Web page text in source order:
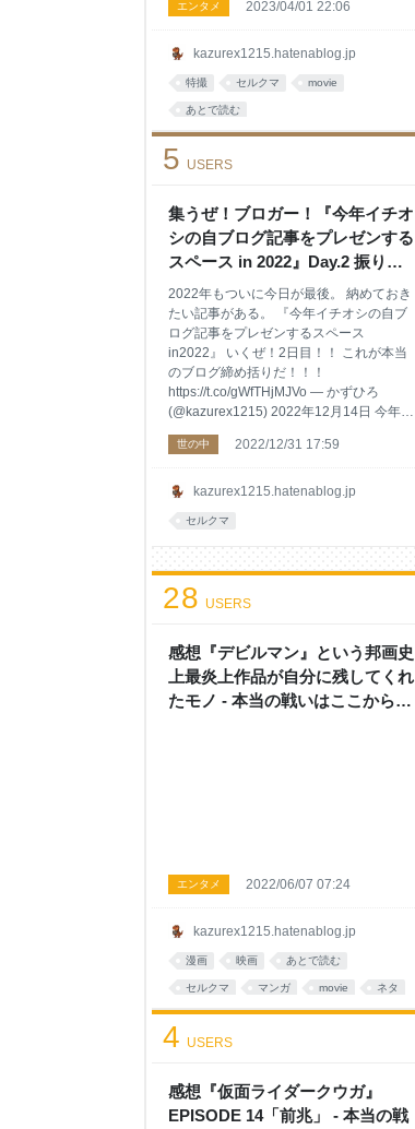
kazurex1215.hatenablog.jp
エンタメ 2023/04/01 22:06
特撮 セルクマ movie
あとで読む
集うぜ！ブロガー！『今年イチオ
シの自ブログ記事をプレゼンする
スペース in 2022』Day.2 振り返
りレポート - 本当の戦いはここか
らだぜ！ 〜第二幕〜
5 USERS
kazurex1215.hatenablog.jp
2022年もついに今日が最後。 納めておき
たい記事がある。 『今年イチオシの自ブ
ログ記事をプレゼンするスペース
in2022』 いくぜ！2日目！！ これが本当
のブログ締め括りだ！！！
https://t.co/gWfTHjMJVo — かずひろ
(@kazurex1215) 2022年12月14日 今年は
二日間の開催となったブログ振り返りス
ペース。二日目も名だたるブロガーの
加してくださった虎賀れんとさんに副MC
出来ました。そして衝撃のサプライズゲ
kazurex1215.hatenablog.jp （↑大盛況で
終えましたブログ振り返りスペース一日
目のレポートはこちら。） 今年もフォー
点で記事を選んで頂いております。 ①今
年いちばん読まれた記事は？ ②今年｢
世の中 2022/12/31 17:59
セルクマ
感想『デビルマン』という邦画史
上最炎上作品が自分に残してくれ
たモノ - 本当の戦いはここからだ
28 USERS
kazurex1215.hatenablog.jp
エンタメ 2022/06/07 07:24
漫画 映画 あとで読む
セルクマ マンガ movie ネタ
感想『仮面ライダークウガ』
EPISODE 14「前兆」 - 本当の戦
4 USERS